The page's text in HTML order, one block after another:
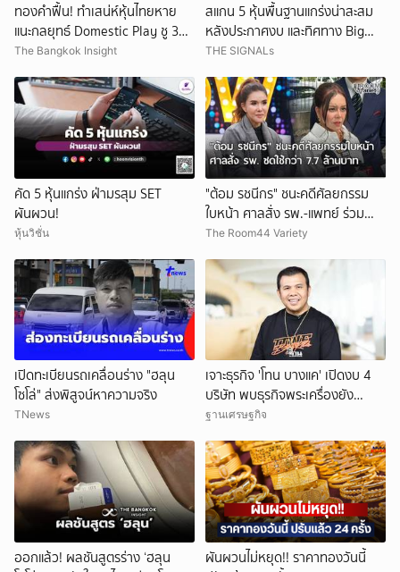
ทองคำฟื้น! ทำเสน่ห์หุ้นไทยหาย
แนะกลยุทธ์ Domestic Play ชู 3
หุ้นเด่น
The Bangkok Insight
สแกน 5 หุ้นพื้นฐานแกร่งน่าสะสม
หลังประกาศงบ และทิศทาง Big
Tech ในเวลานี้
THE SIGNALs
คัด 5 หุ้นแกร่ง ฝ่ามรสุม SET
ผันผวน!
หุ้นวิชั่น
"ต้อม รชนีกร" ชนะคดีศัลยกรรม
ใบหน้า ศาลสั่ง รพ.-แพทย์ ร่วม
ชดใช้กว่า 7.7 ล้านบาท
The Room44 Variety
เปิดทะเบียนรถเคลื่อนร่าง "ฮลุน
โซโล่" ส่งพิสูจน์หาความจริง
TNews
เจาะธุรกิจ 'โทน บางแค' เปิดงบ 4
บริษัท พบธุรกิจพระเครื่องยัง
ขาดทุน
ฐานเศรษฐกิจ
ออกแล้ว! ผลชันสูตรร่าง ‘ฮลุน
ผันผวนไม่หยุด!! ราคาทองวันนี้